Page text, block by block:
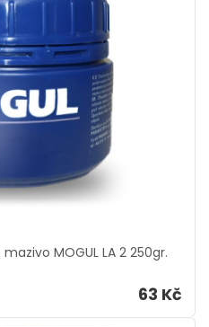
MOGUL LA 2 250gr.
63 Kč